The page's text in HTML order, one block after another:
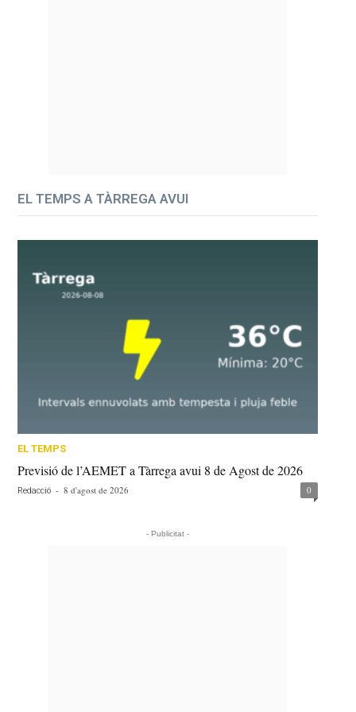
EL TEMPS A TÀRREGA AVUI
EL TEMPS
Previsió de l’AEMET a Tàrrega avui 8 de Agost de 2026
Redacció - 8 d'agost de 2026 0
- Publicitat -